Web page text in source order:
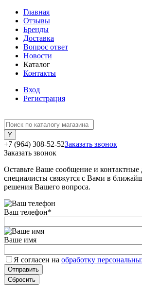
Главная
Отзывы
Бренды
Доставка
Вопрос ответ
Новости
Каталог
Контакты
Вход
Регистрация
+7 (964) 308-52-52Заказать звонок
Заказать звонок
Оставьте Ваше сообщение и
специалисты свяжутся с Вами в
решения Вашего вопроса.
Ваш телефон*
Ваше имя
Я согласен на обработку